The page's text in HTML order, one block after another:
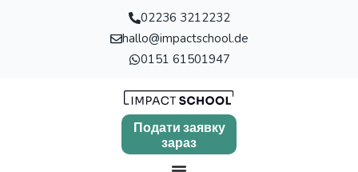
02236 3212232
hallo@impactschool.de
0151 61501947
Подати заявку
зараз